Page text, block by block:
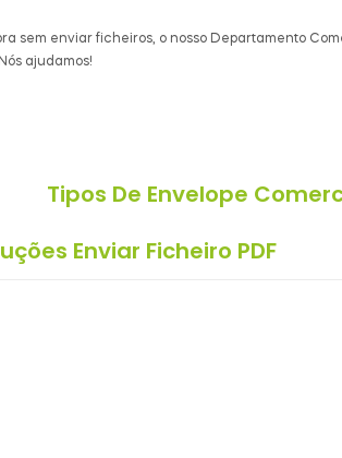
sem enviar ficheiros, o nosso Departamento
ajudamos!
Tipos De Envelope
Enviar Ficheiro PDF